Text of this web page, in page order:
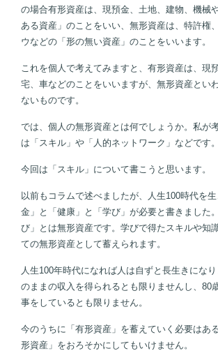
の場合有形資産は、現預金、土地、建物、機械
ある資産」のことをいい、無形資産は、特許権
ウなどの「形の無い資産」のことをいいます。
これを個人で考えてみますと、有形資産は、現
宅、車などのことをいいますが、無形資産とい
ないものです。
では、個人の無形資産とは何でしょうか。私が
は「スキル」や「人的ネットワーク」などです。
今回は「スキル」について書こうと思います。
以前もコラムで述べましたが、人生100時代を
金」と「健康」と「学び」が必要と書きました
び」とは無形資産です。学びで得たスキルや知
ての無形資産として蓄えられます。
人生100年時代になれば人は自ずと長生きにな
のままの収入を得られるとも限りませんし、80
事をしているとも限りません。
今のうちに「有形資産」を蓄えていく必要はあ
形資産」をおろそかにしてもいけません。